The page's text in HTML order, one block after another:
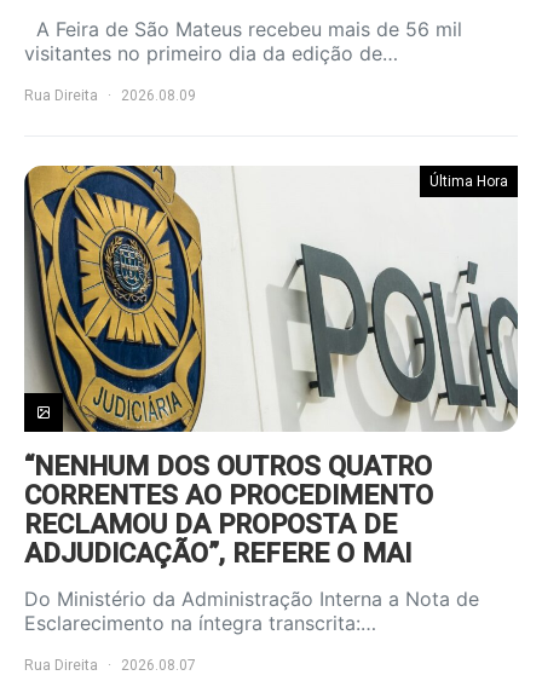
A Feira de São Mateus recebeu mais de 56 mil
visitantes no primeiro dia da edição de…
Rua Direita 2026.08.09
Última Hora
“NENHUM DOS OUTROS QUATRO
CORRENTES AO PROCEDIMENTO
RECLAMOU DA PROPOSTA DE
ADJUDICAÇÃO”, REFERE O MAI
Do Ministério da Administração Interna a Nota de
Esclarecimento na íntegra transcrita:…
Rua Direita 2026.08.07